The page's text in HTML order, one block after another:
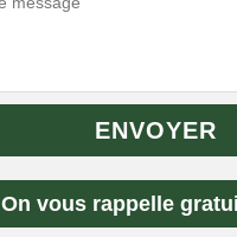
On vous rappelle